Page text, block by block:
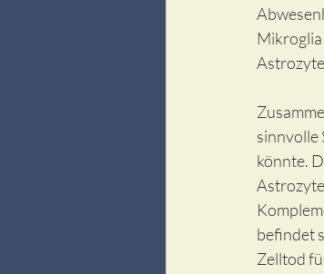
sinnvolle
könnte.
befindet
Zelltod